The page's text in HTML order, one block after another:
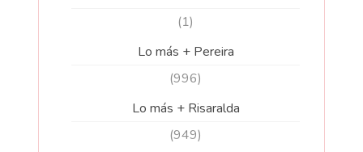
(1)
Lo más + Pereira
(996)
Lo más + Risaralda
(949)